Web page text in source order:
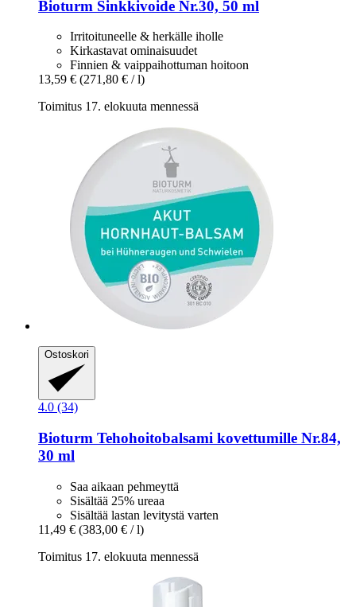
Bioturm Sinkkivoide Nr.30, 50 ml
Irritoituneelle & herkälle iholle
Kirkastavat ominaisuudet
Finnien & vaippaihottuman hoitoon
13,59 € (271,80 € / l)
Toimitus 17. elokuuta mennessä
Ostoskori
4.0 (34)
Bioturm Tehohoitobalsami kovettumille Nr.84,
30 ml
Saa aikaan pehmeyttä
Sisältää 25% ureaa
Sisältää lastan levitystä varten
11,49 € (383,00 € / l)
Toimitus 17. elokuuta mennessä